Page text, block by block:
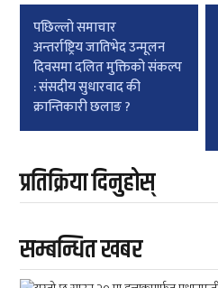
Post
navigation
पछिल्लाे समाचार
अन्तर्राष्ट्रिय जातिभेद उन्मूलन
दिवसमा दलित मुक्तिको संकल्प
: संसदीय सुधारवाद की
क्रान्तिकारी छलाङ ?
प्रतिक्रिया दिनुहोस्
सम्बन्धित खबर